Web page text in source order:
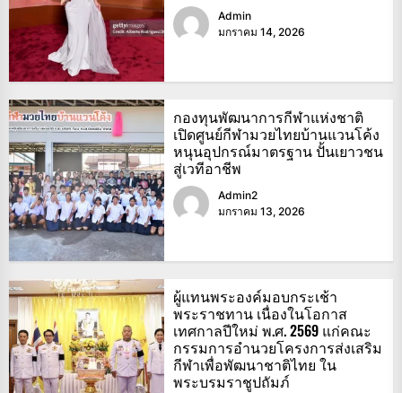
Admin
มกราคม 14, 2026
กองทุนพัฒนาการกีฬาแห่งชาติ
เปิดศูนย์กีฬามวยไทยบ้านแวนโค้ง
หนุนอุปกรณ์มาตรฐาน ปั้นเยาวชน
สู่เวทีอาชีพ
Admin2
มกราคม 13, 2026
ผู้แทนพระองค์มอบกระเช้า
พระราชทาน เนื่องในโอกาส
เทศกาลปีใหม่ พ.ศ. 2569 แก่คณะ
กรรมการอำนวยโครงการส่งเสริม
กีฬาเพื่อพัฒนาชาติไทย ใน
พระบรมราชูปถัมภ์